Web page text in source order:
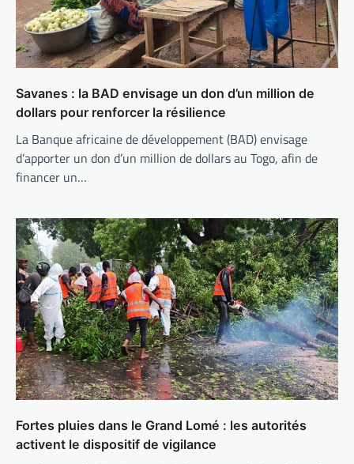
Savanes : la BAD envisage un don d’un million de
dollars pour renforcer la résilience
La Banque africaine de développement (BAD) envisage
d’apporter un don d’un million de dollars au Togo, afin de
financer un…
Fortes pluies dans le Grand Lomé : les autorités
activent le dispositif de vigilance